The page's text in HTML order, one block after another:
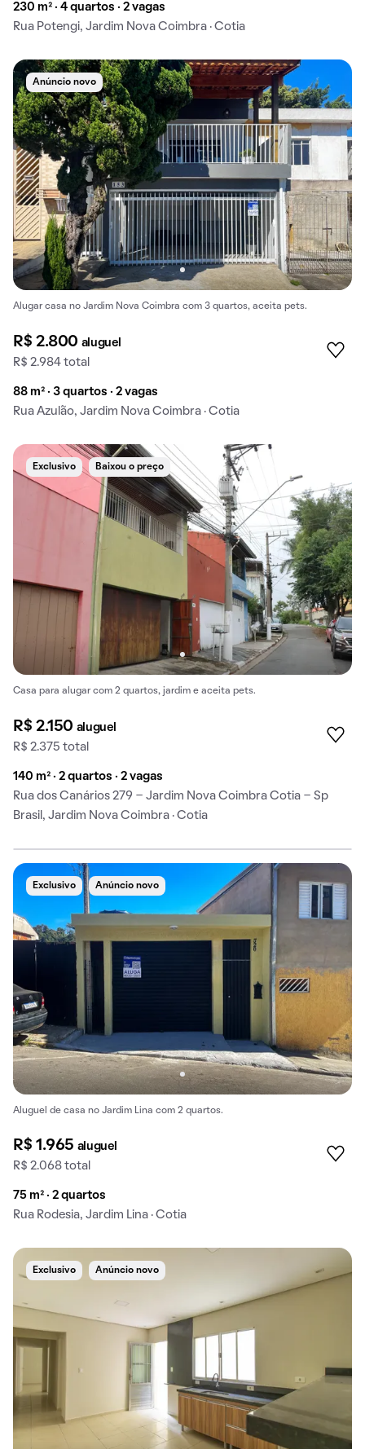
230 m² · 4 quartos · 2 vagas
Rua Potengi, Jardim Nova Coimbra · Cotia
Anúncio novo
Alugar casa no Jardim Nova Coimbra com 3 quartos, aceita pets.
R$ 2.800 aluguel
R$ 2.984 total
88 m² · 3 quartos · 2 vagas
Rua Azulão, Jardim Nova Coimbra · Cotia
Exclusivo Baixou o preço
Casa para alugar com 2 quartos, jardim e aceita pets.
R$ 2.150 aluguel
R$ 2.375 total
140 m² · 2 quartos · 2 vagas
Rua dos Canários 279 - Jardim Nova Coimbra Cotia - Sp
Brasil, Jardim Nova Coimbra · Cotia
Exclusivo Anúncio novo
Aluguel de casa no Jardim Lina com 2 quartos.
R$ 1.965 aluguel
R$ 2.068 total
75 m² · 2 quartos
Rua Rodesia, Jardim Lina · Cotia
Exclusivo Anúncio novo